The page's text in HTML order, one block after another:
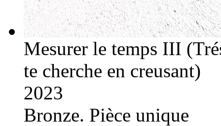
Mesurer le temps III
te cherche en creusant)
2023
Bronze. Pièce unique